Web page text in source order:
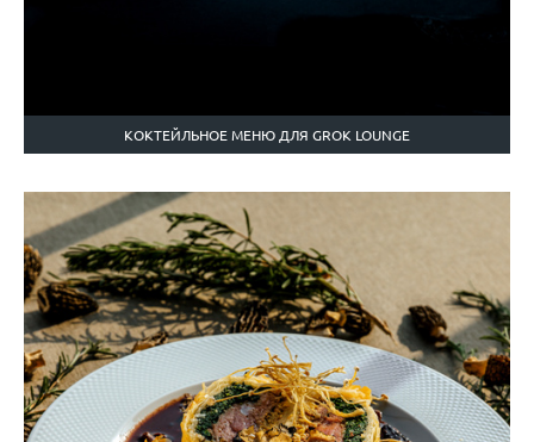
КОКТЕЙЛЬНОЕ МЕНЮ ДЛЯ GROK LOUNGE